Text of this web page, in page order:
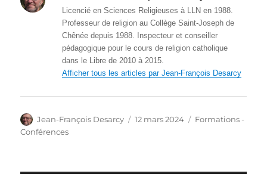
Licencié en Sciences Religieuses à LLN en 1988.
Professeur de religion au Collège Saint-Joseph de
Chênée depuis 1988. Inspecteur et conseiller
pédagogique pour le cours de religion catholique
dans le Libre de 2010 à 2015.
Afficher tous les articles par Jean-François Desarcy
Auteur
Jean-François Desarcy
Publié
12 mars 2024 Catégories
Formations -
Conférences